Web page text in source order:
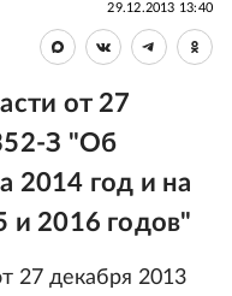
29.12.2013 13:40
от 27
З "Об
2014 год и на
и 2016 годов"
27 декабря 2013